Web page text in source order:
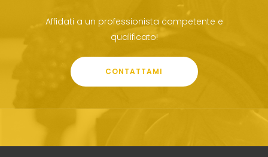
Affidati a un professionista competente e
qualificato!
CONTATTAMI